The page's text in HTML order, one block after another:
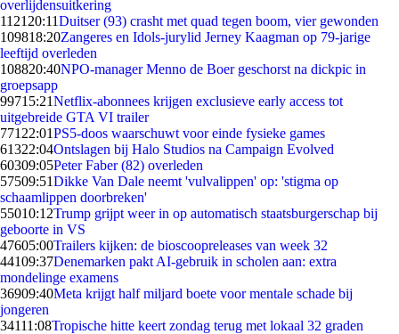
overlijdensuitkering
1121 20:11Duitser (93) crasht met quad tegen boom, vier gewonden
109818:20Zangeres en Idols-jurylid Jerney Kaagman op 79-jarige
leeftijd overleden
108820:40NPO-manager Menno de Boer geschorst na dickpic in
groepsapp
99715:21Netflix-abonnees krijgen exclusieve early access tot
uitgebreide GTA VI trailer
771 22:01PS5-doos waarschuwt voor einde fysieke games
61322:04Ontslagen bij Halo Studios na Campaign Evolved
60309:05Peter Faber (82) overleden
57509:51Dikke Van Dale neemt 'vulvalippen' op: 'stigma op
schaamlippen doorbreken'
55010:12Trump grijpt weer in op automatisch staatsburgerschap bij
geboorte in VS
47605:00Trailers kijken: de bioscoopreleases van week 32
44109:37Denemarken pakt AI-gebruik in scholen aan: extra
mondelinge examens
36909:40Meta krijgt half miljard boete voor mentale schade bij
jongeren
34111:08Tropische hitte keert zondag terug met lokaal 32 graden